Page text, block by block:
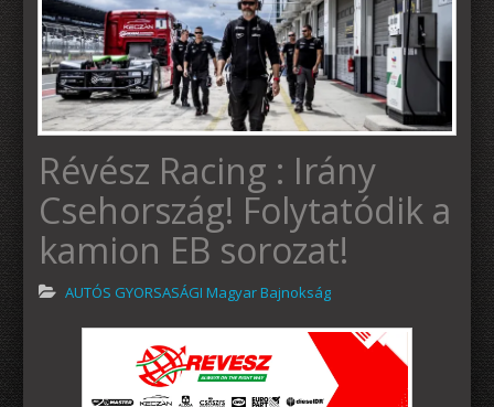
Révész Racing : Irány
Csehország! Folytatódik a
kamion EB sorozat!
AUTÓS GYORSASÁGI Magyar Bajnokság